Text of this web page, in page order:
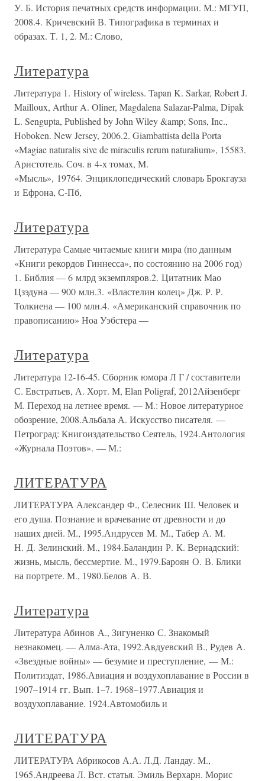
У. Б. История печатных средств информации. М.: МГУП,
2008.4. Кричевский В. Типографика в терминах и
образах. Т. 1, 2. М.: Слово,
Литература
Литература 1. History of wireless. Tapan K. Sarkar, Robert J.
Mailloux, Arthur A. Oliner, Magdalena Salazar-Palma, Dipak
L. Sengupta, Published by John Wiley &amp; Sons, Inc.,
Hoboken. New Jersey, 2006.2. Giambattista della Porta
«Magiae naturalis sive de miraculis rerum naturalium», 15583.
Аристотель. Соч. в 4-х томах, М.
«Мысль», 19764. Энциклопедический словарь Брокгауза
и Ефрона, С-Пб,
Литература
Литература Самые читаемые книги мира (по данным
«Книги рекордов Гиннесса», по состоянию на 2006 год)
1. Библия — 6 млрд экземпляров.2. Цитатник Мао
Цзэдуна — 900 млн.3. «Властелин колец» Дж. Р. Р.
Толкиена — 100 млн.4. «Американский справочник по
правописанию» Ноа Уэбстера —
Литература
Литература 12-16-45. Сборник юмора Л Г / составители
С. Евстратьев, А. Хорт. М, Elan Poligraf, 2012Айзенберг
М. Переход на летнее время. — М.: Новое литературное
обозрение, 2008.Альбала А. Искусство писателя. —
Петроград: Книгоиздательство Сеятель, 1924.Антология
«Журнала Поэтов». — М.:
ЛИТЕРАТУРА
ЛИТЕРАТУРА Александер Ф., Селесник Ш. Человек и
его душа. Познание и врачевание от древности и до
наших дней. М., 1995.Андрусев М. М., Табер А. М.
Н. Д. Зелинский. М., 1984.Баландин Р. К. Вернадский:
жизнь, мысль, бессмертие. М., 1979.Бароян О. В. Блики
на портрете. М., 1980.Белов А. В.
Литература
Литература Абинов А., Зигуненко С. Знакомый
незнакомец. — Алма-Ата, 1992.Авдуевский В., Рудев А.
«Звездные войны» — безумие и преступление, — М.:
Политиздат, 1986.Авиация и воздухоплавание в России в
1907–1914 гг. Вып. 1–7. 1968–1977.Авиация и
воздухоплавание. 1924.Автомобиль и
ЛИТЕРАТУРА
ЛИТЕРАТУРА Абрикосов А.А. Л.Д. Ландау. М.,
1965.Андреева Л. Вст. статья. Эмиль Верхарн. Морис